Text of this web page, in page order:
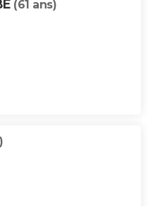
(61 ans)